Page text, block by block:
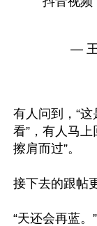
—
有人问到，“
看”，有人马上
擦肩而过”。
接下去的跟帖
“天还会再蓝。”